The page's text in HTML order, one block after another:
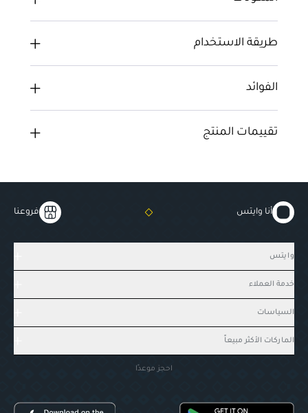
طريقة الاستخدام
الفوائد
تقييمات المنتج
أنا وايتس فروعنا
وايتس
خدمة العملاء
السياسات
الماركات الأكثر مبيعاً
احجز موعدًا